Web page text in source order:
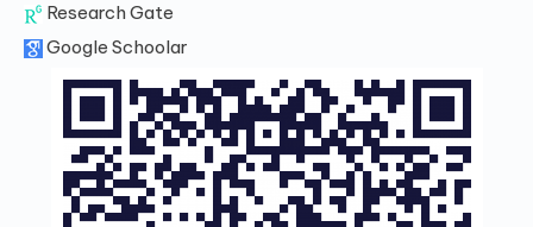
Research Gate
Google Schoolar